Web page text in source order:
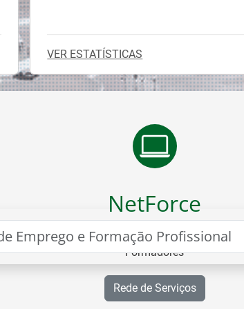
VER ESTATÍSTICAS
NetForce
Portal para Formação e Certificação de
Formadores
Rede de Serviços